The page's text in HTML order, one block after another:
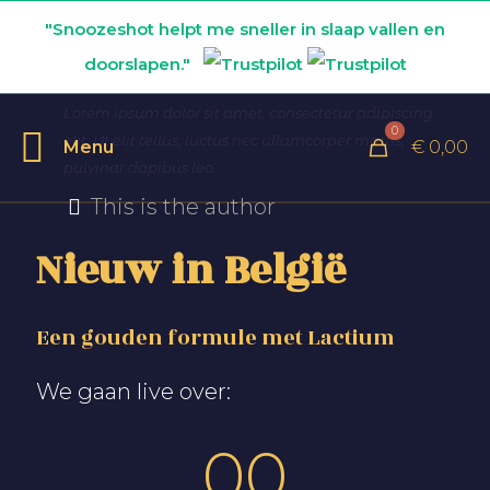
"Snoozeshot helpt me sneller in slaap vallen en
doorslapen."
Menu
0
€ 0,00
elit. Ut elit tellus, luctus nec ullamcorper mattis,
This is the author
Nieuw in België
Een gouden formule met Lactium
We gaan live over: